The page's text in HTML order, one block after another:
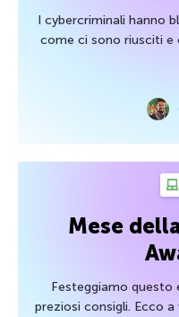
I cybercriminali hanno
come ci sono riusciti e
Mese
Festeggiamo
preziosi consigli. Ecco